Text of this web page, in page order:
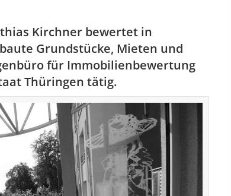
Kirchner bewertet in
Grundstücke, Mieten und
für Immobilienbewertung
Thüringen tätig.